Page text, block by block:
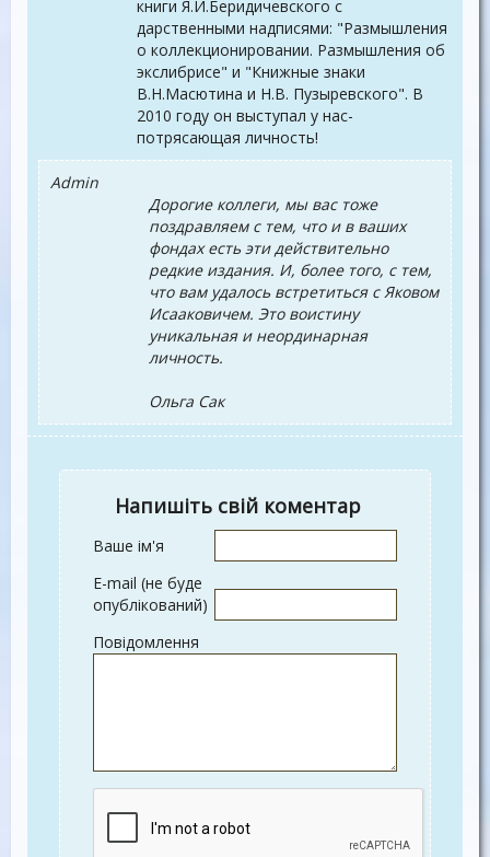
книги Я.И.Беридичевского с
дарственными надписями: "Размышления
о коллекционировании. Размышления об
экслибрисе" и "Книжные знаки
В.Н.Масютина и Н.В. Пузыревского". В
2010 году он выступал у нас-
потрясающая личность!
Admin
Дорогие коллеги, мы вас тоже
поздравляем с тем, что и в ваших
фондах есть эти действительно
редкие издания. И, более того, с тем,
что вам удалось встретиться с Яковом
Исааковичем. Это воистину
уникальная и неординарная
личность.
Ольга Сак
Напишіть свій коментар
Ваше ім'я
E-mail (не буде
опублікований)
Повідомлення